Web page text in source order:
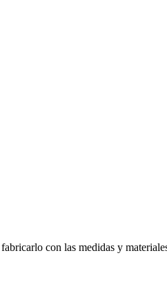
con las medidas y